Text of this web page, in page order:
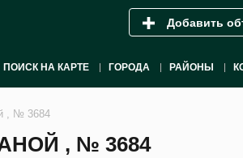
Добавить
ПОИСК НА КАРТЕ ГОРОДА РАЙОНЫ
, № 3684
, № 3684